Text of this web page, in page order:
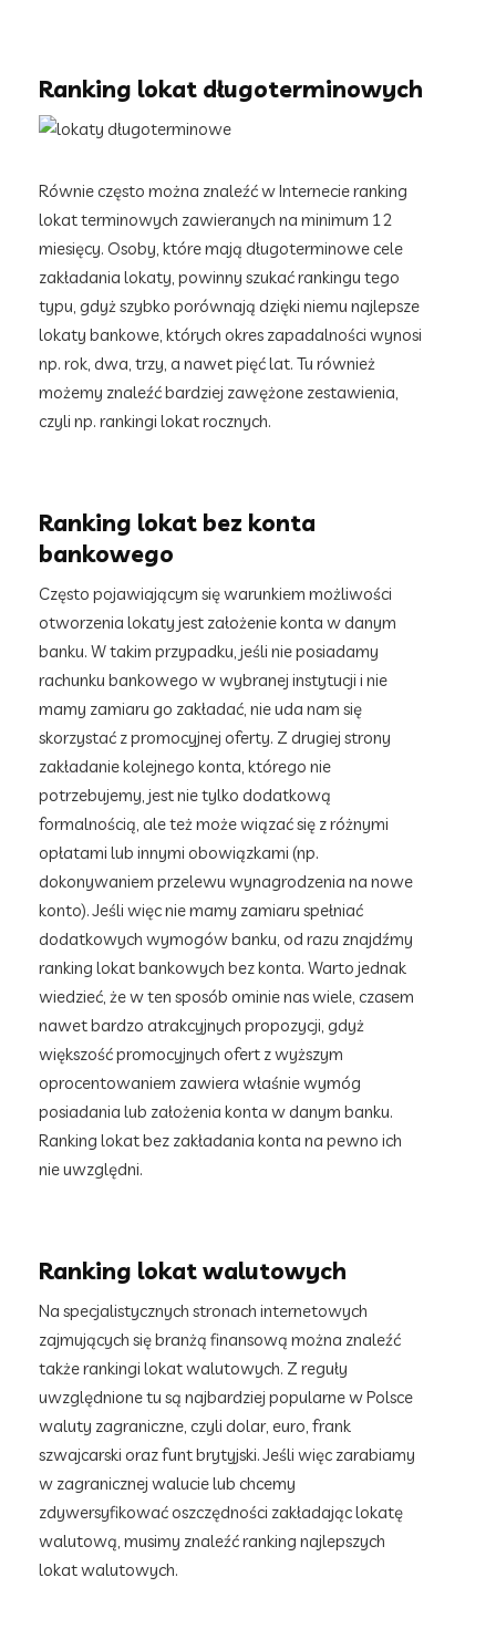
Ranking lokat długoterminowych
Równie często można znaleźć w Internecie ranking
lokat terminowych zawieranych na minimum 12
miesięcy. Osoby, które mają długoterminowe cele
zakładania lokaty, powinny szukać rankingu tego
typu, gdyż szybko porównają dzięki niemu najlepsze
lokaty bankowe, których okres zapadalności wynosi
np. rok, dwa, trzy, a nawet pięć lat. Tu również
możemy znaleźć bardziej zawężone zestawienia,
czyli np. rankingi lokat rocznych.
Ranking lokat bez konta
bankowego
Często pojawiającym się warunkiem możliwości
otworzenia lokaty jest założenie konta w danym
banku. W takim przypadku, jeśli nie posiadamy
rachunku bankowego w wybranej instytucji i nie
mamy zamiaru go zakładać, nie uda nam się
skorzystać z promocyjnej oferty. Z drugiej strony
zakładanie kolejnego konta, którego nie
potrzebujemy, jest nie tylko dodatkową
formalnością, ale też może wiązać się z różnymi
opłatami lub innymi obowiązkami (np.
dokonywaniem przelewu wynagrodzenia na nowe
konto). Jeśli więc nie mamy zamiaru spełniać
dodatkowych wymogów banku, od razu znajdźmy
ranking lokat bankowych bez konta. Warto jednak
wiedzieć, że w ten sposób ominie nas wiele, czasem
nawet bardzo atrakcyjnych propozycji, gdyż
większość promocyjnych ofert z wyższym
oprocentowaniem zawiera właśnie wymóg
posiadania lub założenia konta w danym banku.
Ranking lokat bez zakładania konta na pewno ich
nie uwzględni.
Ranking lokat walutowych
Na specjalistycznych stronach internetowych
zajmujących się branżą finansową można znaleźć
także rankingi lokat walutowych. Z reguły
uwzględnione tu są najbardziej popularne w Polsce
waluty zagraniczne, czyli dolar, euro, frank
szwajcarski oraz funt brytyjski. Jeśli więc zarabiamy
w zagranicznej walucie lub chcemy
zdywersyfikować oszczędności zakładając lokatę
walutową, musimy znaleźć ranking najlepszych
lokat walutowych.